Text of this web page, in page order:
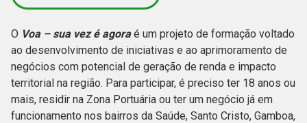
O Voa – sua vez é agoraé um projeto de formação voltado
ao desenvolvimento de iniciativas e ao aprimoramento de
negócios com potencial de geração de renda e impacto
territorial na região. Para participar, é preciso ter 18 anos ou
mais, residir na Zona Portuária ou ter um negócio já em
funcionamento nos bairros da Saúde, Santo Cristo, Gamboa,